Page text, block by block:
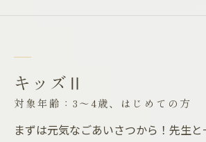
キッズⅡ
対象年齢：3～4歳、はじめての方
まずは元気なごあいさつから！先生